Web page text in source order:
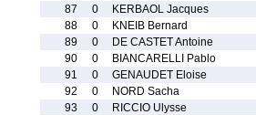
87
0 KERBAOL Jacques
88
0 KNEIB Bernard
89
0 DE CASTET Antoine
90
0 BIANCARELLI Pablo
91
0 GENAUDET Eloise
92
0 NORD Sacha
93
0 RICCIO Ulysse